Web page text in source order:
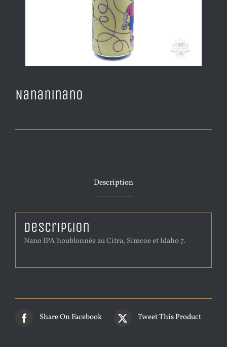
Nananinano
Description
Description
Nano IPA houblonnée au Citra, Simcoe et Idaho 7.
Share On Facebook Tweet This Product